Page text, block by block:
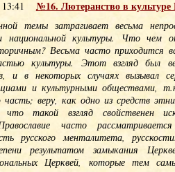
№16. Лютеранство в культуре
темы затрагивает весьма
и национальной культуры. Что чем
Весьма часто приходится
культуры. Этот взгляд был
и в некоторых случаях вызывал
и культурными обществами,
веру, как одно из средств
такой взгляд свойственен
часто
русского менталитета,
результатом замыкания
Церквей, которые тем